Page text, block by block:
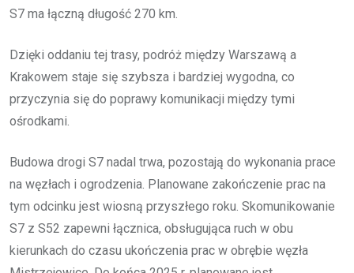
S7 ma łączną długość 270 km.
Dzięki oddaniu tej trasy, podróż między Warszawą a
Krakowem staje się szybsza i bardziej wygodna, co
przyczynia się do poprawy komunikacji między tymi
ośrodkami.
Budowa drogi S7 nadal trwa, pozostają do wykonania prace
na węzłach i ogrodzenia. Planowane zakończenie prac na
tym odcinku jest wiosną przyszłego roku. Skomunikowanie
S7 z S52 zapewni łącznica, obsługująca ruch w obu
kierunkach do czasu ukończenia prac w obrębie węzła